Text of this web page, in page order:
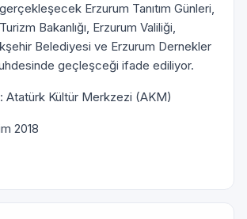
gerçekleşecek Erzurum Tanıtım Günleri,
Bakanlığı, Erzurum Valiliği,
Belediyesi ve Erzurum Dernekler
geçleşceği ifade ediliyor.
Atatürk Kültür Merkzezi (AKM)
2018